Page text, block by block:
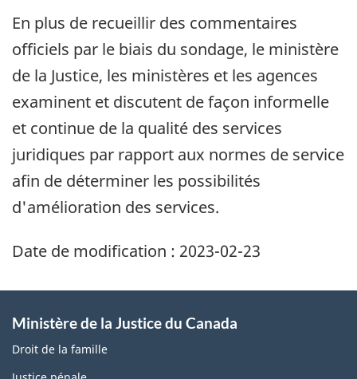
En plus de recueillir des commentaires
officiels par le biais du sondage, le ministère
de la Justice, les ministères et les agences
examinent et discutent de façon informelle
et continue de la qualité des services
juridiques par rapport aux normes de service
afin de déterminer les possibilités
d'amélioration des services.
Date de modification : 2023-02-23
Ministère de la Justice du Canada
Droit de la famille